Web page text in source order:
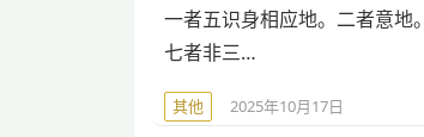
一者五识身相应地。二者意地
七者非三…
其他 2025年10月17日